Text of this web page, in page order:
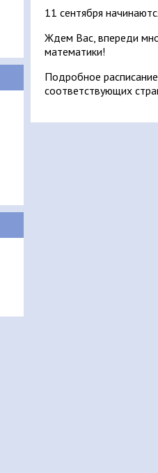
11 сентября
Ждем Вас, впереди
математики!
Подробное
соответствующих